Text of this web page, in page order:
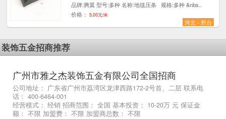
品牌:腾翼 型号:多种 名称:地毯压条 规格:多种 &nbs..
价格：
5.00元/米
河北 - 邢台
装饰五金招商推荐
广州市雅之杰装饰五金有限公司全国招商
公司地址： 广东省广州市荔湾区龙津西路172-2号首、二层 联系电
话： 400-6464-001
经营模式： 经销 招商范围： 全国 基本投资： 10-20万 元 保证金
额： 不限 加盟费： 不限 加盟商总数： 不限